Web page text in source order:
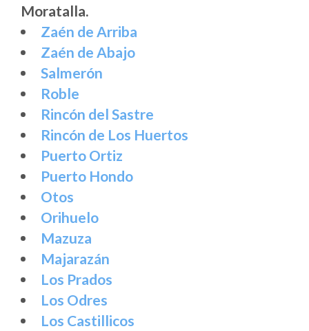
Moratalla.
Zaén de Arriba
Zaén de Abajo
Salmerón
Roble
Rincón del Sastre
Rincón de Los Huertos
Puerto Ortiz
Puerto Hondo
Otos
Orihuelo
Mazuza
Majarazán
Los Prados
Los Odres
Los Castillicos